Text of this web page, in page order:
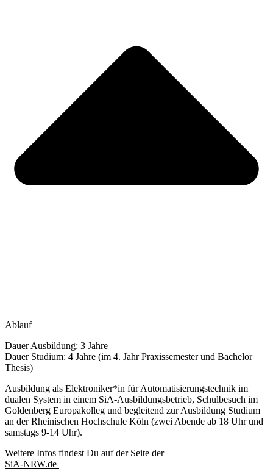
Ablauf
Dauer Ausbildung: 3 Jahre
Dauer Studium: 4 Jahre (im 4. Jahr Praxissemester und Bachelor
Thesis)
Ausbildung als Elektroniker*in für Automatisierungstechnik im
dualen System in einem SiA-Ausbildungsbetrieb, Schulbesuch im
Goldenberg Europakolleg und begleitend zur Ausbildung Studium
an der Rheinischen Hochschule Köln (zwei Abende ab 18 Uhr und
samstags 9-14 Uhr).
Weitere Infos findest Du auf der Seite der
SiA-NRW.de